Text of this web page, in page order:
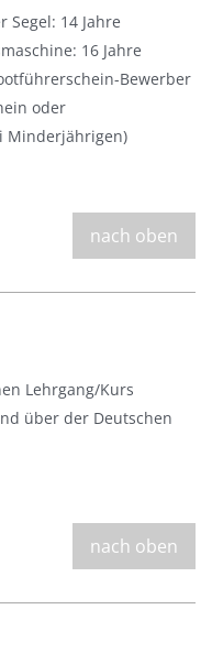
Segel: 14 Jahre
16 Jahre
Bewerber
oder
Minderjährigen)
nach oben
Lehrgang/Kurs
über der Deutschen
nach oben